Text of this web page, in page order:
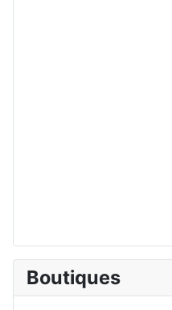
Boutiques